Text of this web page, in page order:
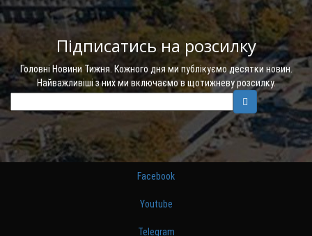
Підписатись на розсилку
Головні Новини Тижня. Кожного дня ми публікуємо десятки новин.
Найважливіші з них ми включаємо в щотижневу розсилку.
Facebook
Youtube
Telegram